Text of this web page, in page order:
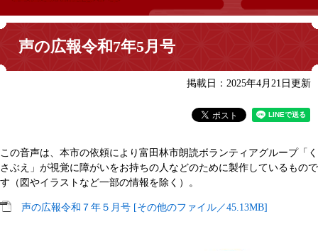
声の広報令和7年5月号
掲載日：2025年4月21日更新
この音声は、本市の依頼により富田林市朗読ボランティアグループ「く
さぶえ」が視覚に障がいをお持ちの人などのために製作しているもので
す（図やイラストなど一部の情報を除く）。
声の広報令和７年５月号 [その他のファイル／45.13MB]